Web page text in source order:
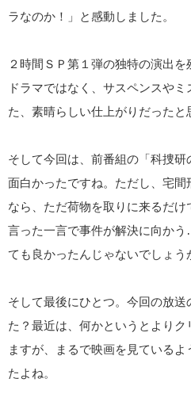
ラなのか！」と感動しました。
２時間ＳＰ第１弾の独特の演出
ドラマではなく、サスペンスや
た、素晴らしい仕上がりだったと
そして今回は、前番組の「科捜
面白かったですね。ただし、宅
なら、ただ荷物を取りに来るだ
言った一言で事件が解決に向か
ても良かったんじゃないでしょう
そして最後にひとつ。今回の放
た？最近は、何かというとより
ますが、まるで映画を見ている
たよね。